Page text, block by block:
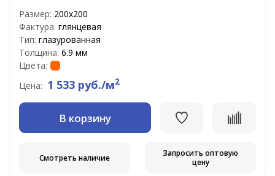
Размер: 200х200
Фактура: глянцевая
Тип: глазурованная
Толщина: 6.9 мм
Цвета:
Цена: 1 533 руб./м2
В корзину
Смотреть наличие
Запросить оптовую
цену